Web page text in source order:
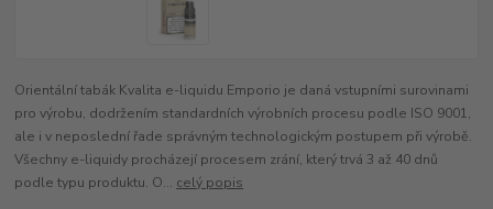
Orientální tabák Kvalita e-liquidu Emporio je daná vstupními surovinami
pro výrobu, dodržením standardních výrobních procesu podle ISO 9001,
ale i v neposlední řade správným technologickým postupem při výrobě.
Všechny e-liquidy procházejí procesem zrání, který trvá 3 až 40 dnů
podle typu produktu. O... celý popis